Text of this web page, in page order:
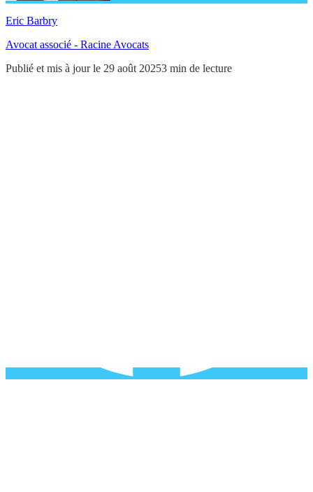
Eric Barbry
Avocat associé - Racine Avocats
Publié et mis à jour le 29 août 20253 min de lecture